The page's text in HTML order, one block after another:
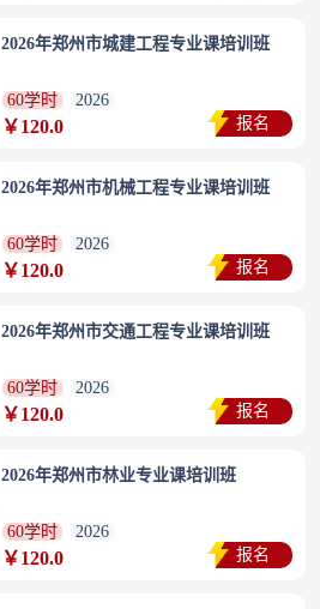
2026年郑州市城建工程专业课培训班
60学时 2026
￥120.0 报名
2026年郑州市机械工程专业课培训班
60学时 2026
￥120.0 报名
2026年郑州市交通工程专业课培训班
60学时 2026
￥120.0 报名
2026年郑州市林业专业课培训班
60学时 2026
￥120.0 报名